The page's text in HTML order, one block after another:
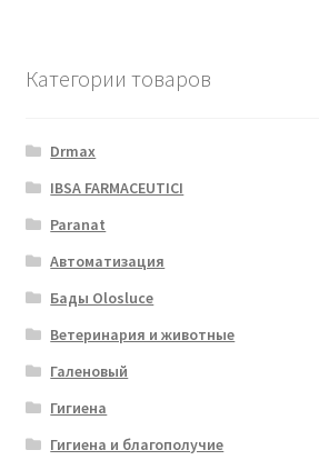
Категории товаров
Drmax
IBSA FARMACEUTICI
Paranat
Автоматизация
Бады Olosluce
Ветеринария и животные
Галеновый
Гигиена
Гигиена и благополучие